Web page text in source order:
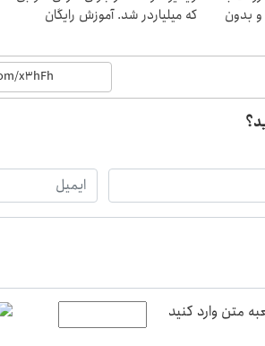
بدون
که میلیاردر شد. آموزش رایگان
متن وارد کنید